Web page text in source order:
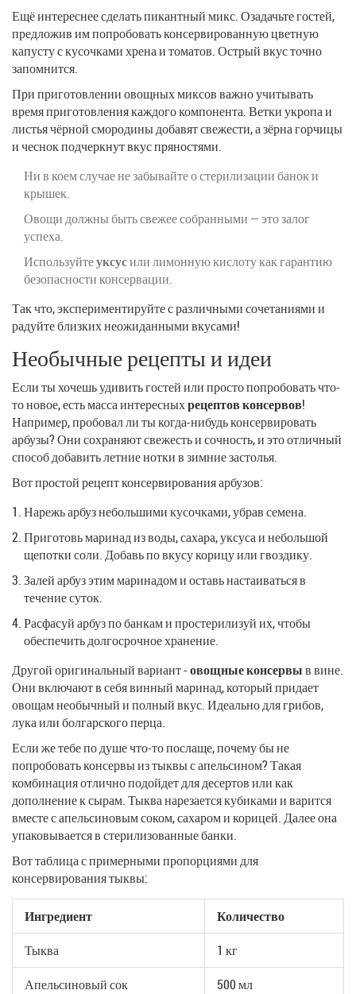
Ещё интереснее сделать пикантный микс. Озадачьте гостей,
предложив им попробовать консервированную цветную
капусту с кусочками хрена и томатов. Острый вкус точно
запомнится.
При приготовлении овощных миксов важно учитывать
время приготовления каждого компонента. Ветки укропа и
листья чёрной смородины добавят свежести, а зёрна горчицы
и чеснок подчеркнут вкус пряностями.
Ни в коем случае не забывайте о стерилизации банок и
крышек.
Овощи должны быть свежее собранными — это залог
успеха.
Используйтеуксусили лимонную кислоту как гарантию
безопасности консервации.
Так что, экспериментируйте с различными сочетаниями и
радуйте близких неожиданными вкусами!
Необычные рецепты и идеи
Если ты хочешь удивить гостей или просто попробовать что-
то новое, есть масса интересныхрецептов консервов!
Например, пробовал ли ты когда-нибудь консервировать
арбузы? Они сохраняют свежесть и сочность, и это отличный
способ добавить летние нотки в зимние застолья.
Вот простой рецепт консервирования арбузов:
Нарежь арбуз небольшими кусочками, убрав семена.
Приготовь маринад из воды, сахара, уксуса и небольшой
щепотки соли. Добавь по вкусу корицу или гвоздику.
Залей арбуз этим маринадом и оставь настаиваться в
течение суток.
Расфасуй арбуз по банкам и простерилизуй их, чтобы
обеспечить долгосрочное хранение.
Другой оригинальный вариант -овощные консервыв вине.
Они включают в себя винный маринад, который придает
овощам необычный и полный вкус. Идеально для грибов,
лука или болгарского перца.
Если же тебе по душе что-то послаще, почему бы не
попробовать консервы из тыквы с апельсином? Такая
комбинация отлично подойдет для десертов или как
дополнение к сырам. Тыква нарезается кубиками и варится
вместе с апельсиновым соком, сахаром и корицей. Далее она
упаковывается в стерилизованные банки.
Вот таблица с примерными пропорциями для
консервирования тыквы:
Ингредиент
Количество
Тыква
1 кг
Апельсиновый сок
500 мл